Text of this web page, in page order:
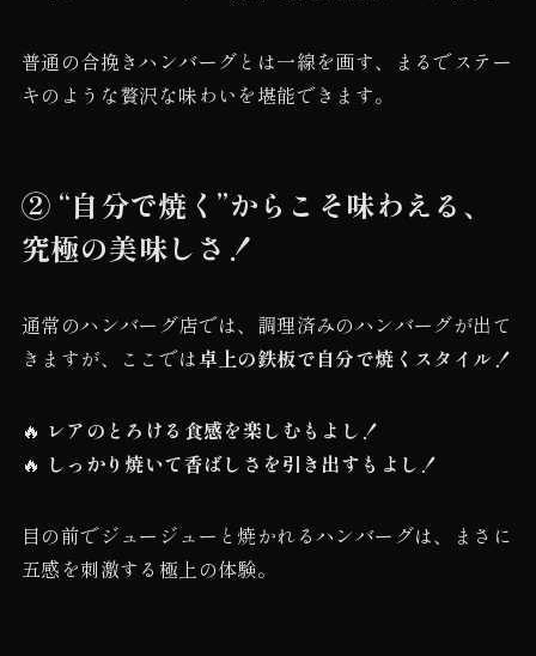
普通の合挽きハンバーグとは一線を画す、まるでステー
キのような贅沢な味わいを堪能できます。
② “自分で焼く”からこそ味わえる、
究極の美味しさ！
通常のハンバーグ店では、調理済みのハンバーグが出て
きますが、ここでは卓上の鉄板で自分で焼くスタイル！
🔥 レアのとろける食感を楽しむもよし！
🔥 しっかり焼いて香ばしさを引き出すもよし！
目の前でジュージューと焼かれるハンバーグは、まさに
五感を刺激する極上の体験。